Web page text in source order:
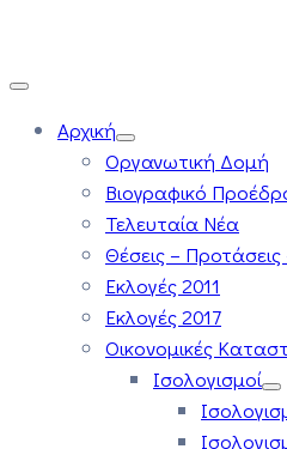
Αρχική
Οργανωτική Δομή
Βιογραφικό
Τελευταία Νέα
Θέσεις – Προτάσεις
Εκλογές 2011
Εκλογές 2017
Οικονομικές
Ισολογισμοί